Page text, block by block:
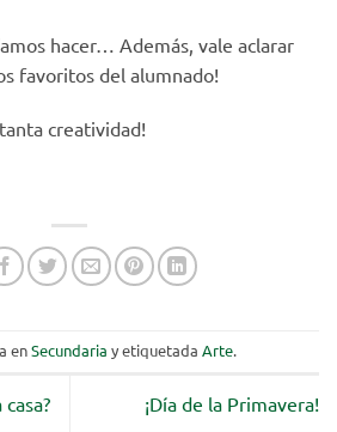
hacer… Además, vale aclarar
favoritos del alumnado!
tanta creatividad!
enSecundaria y etiquetada Arte.
¡Día de la Primavera!